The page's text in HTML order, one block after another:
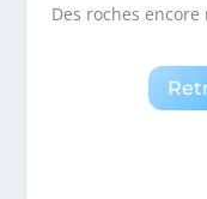
Des roches encore